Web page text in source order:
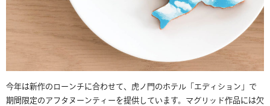
今年は新作のローンチに合わせて、虎ノ門のホテル「エディション」で
期間限定のアフタヌーンティーを提供しています。マグリッド作品には欠